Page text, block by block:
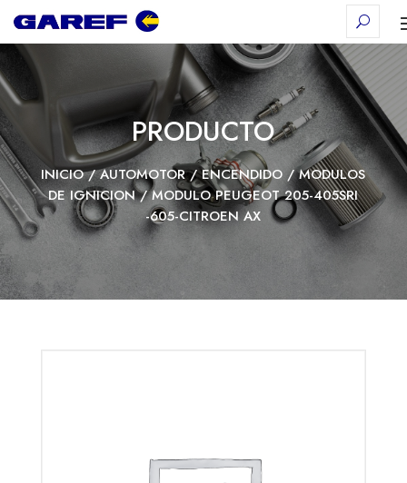
PRODUCTO
INICIO/AUTOMOTOR/ENCENDIDO /MODULOS
DE IGNICION/ MODULO PEUGEOT 205-405SRI
-605-CITROEN AX